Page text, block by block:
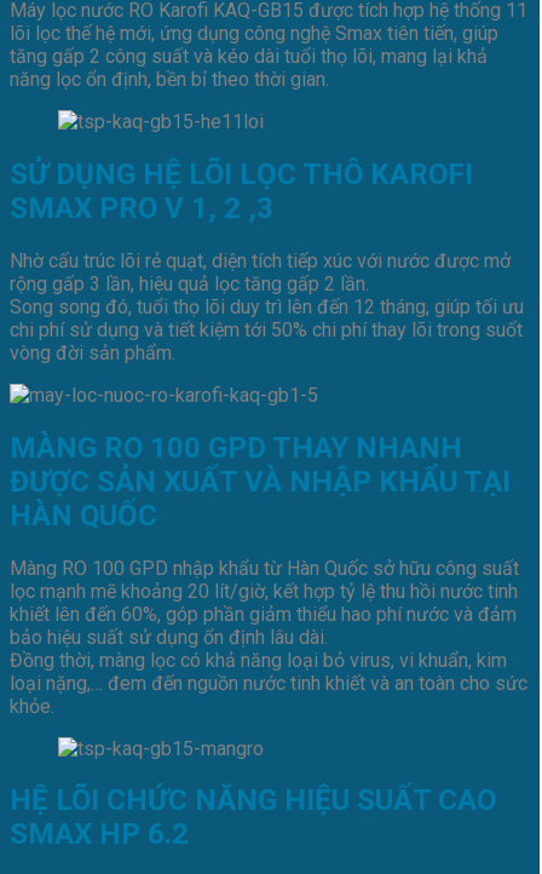
Máy lọc nước RO Karofi KAQ-GB15 được tích hợp hệ thống 11
lõi lọc thế hệ mới, ứng dụng công nghệ Smax tiên tiến, giúp
tăng gấp 2 công suất và kéo dài tuổi thọ lõi, mang lại khả
năng lọc ổn định, bền bỉ theo thời gian.
SỬ DỤNG HỆ LÕI LỌC THÔ KAROFI
SMAX PRO V 1, 2 ,3
Nhờ cấu trúc lõi rẻ quạt, diện tích tiếp xúc với nước được mở
rộng gấp 3 lần, hiệu quả lọc tăng gấp 2 lần.
Song song đó, tuổi thọ lõi duy trì lên đến 12 tháng, giúp tối ưu
chi phí sử dụng và tiết kiệm tới 50% chi phí thay lõi trong suốt
vòng đời sản phẩm.
MÀNG RO 100 GPD THAY NHANH
ĐƯỢC SẢN XUẤT VÀ NHẬP KHẨU TẠI
HÀN QUỐC
Màng RO 100 GPD nhập khẩu từ Hàn Quốc sở hữu công suất
lọc mạnh mẽ khoảng 20 lít/giờ, kết hợp tỷ lệ thu hồi nước tinh
khiết lên đến 60%, góp phần giảm thiểu hao phí nước và đảm
bảo hiệu suất sử dụng ổn định lâu dài.
Đồng thời, màng lọc có khả năng loại bỏ virus, vi khuẩn, kim
loại nặng,… đem đến nguồn nước tinh khiết và an toàn cho sức
khỏe.
HỆ LÕI CHỨC NĂNG HIỆU SUẤT CAO
SMAX HP 6.2